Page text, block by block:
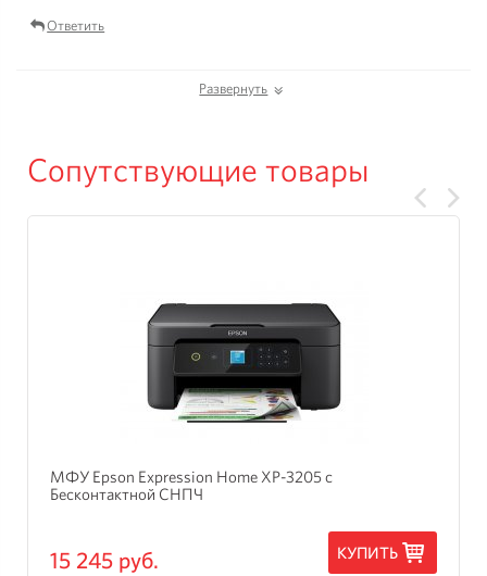
Ответить
Развернуть
Сопутствующие товары
МФУ Epson Expression Home XP-3205 с
Бесконтактной СНПЧ
15 245 руб. КУПИТЬ